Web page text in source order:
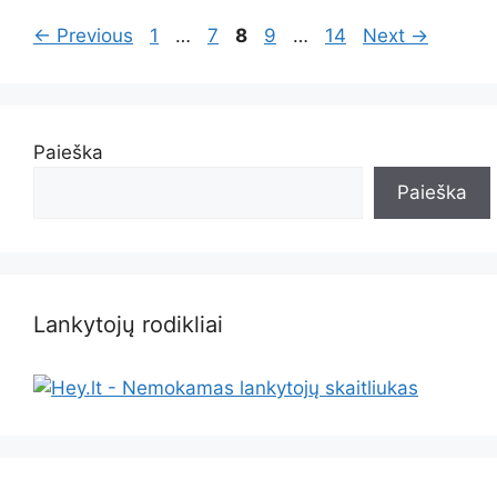
← Previous Page
1 … Page
7 Page
8 Page
9 … Page
14 Next →
Paieška
Paieška
Lankytojų rodikliai